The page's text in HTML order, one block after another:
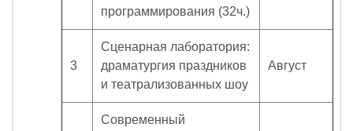
программирования (32ч.)
3
Сценарная лаборатория:
драматургия праздников
и театрализованных шоу
Август
Современный